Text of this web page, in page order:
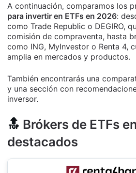
A continuación, comparamos los
para invertir en ETFs en 2026:
como Trade Republic o DEGIRO,
comisión de compraventa, hasta
como ING, MyInvestor o Renta 4,
amplia en mercados y productos.
También encontrarás una
y una sección con
inversor.
🔝 Brókers de ETFs
destacados